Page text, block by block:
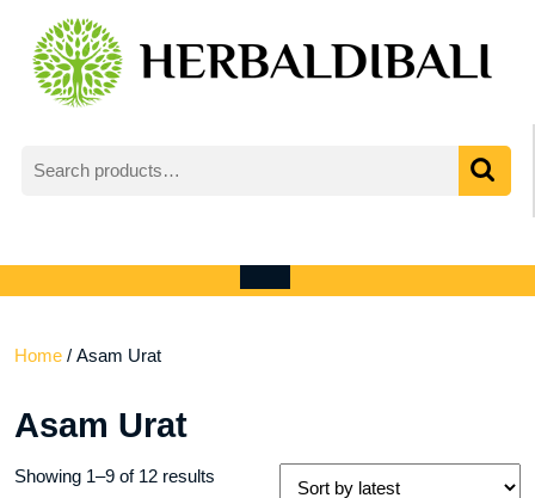
content
for:
Account
cart
Open
Home / Asam Urat
Asam Urat
Showing 1–9 of 12 results